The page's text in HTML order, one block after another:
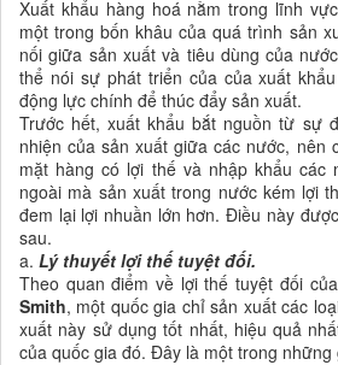
Xuất khẩu hàng hoá nằm trong lĩnh
một trong bốn khâu của quá trình sản
nối giữa sản xuất và tiêu dùng của
thể nói sự phát triển của của xuất
động lực chính để thúc đẩy sản xuất.
Trước hết, xuất khẩu bắt nguồn từ sự
nhiện của sản xuất giữa các nước, nên
mặt hàng có lợi thế và nhập khẩu các
ngoài mà sản xuất trong nước kém lợi
đem lại lợi nhuần lớn hơn. Điều này
sau.
a. Lý thuyết lợi thế tuyệt đối.
Theo quan điểm về lợi thế tuyệt đối
Smith, một quốc gia chỉ sản xuất các
xuất này sử dụng tốt nhất, hiệu quả
của quốc gia đó. Đây là một trong